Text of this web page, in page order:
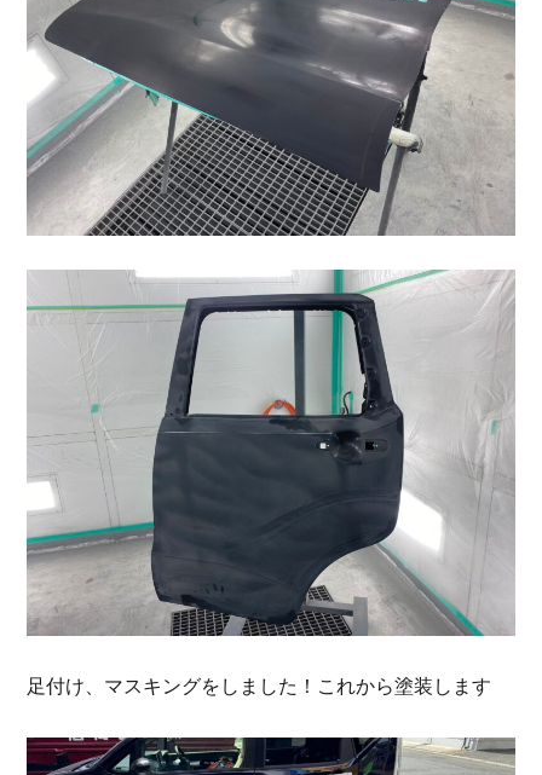
足付け、マスキングをしました！これから塗装します